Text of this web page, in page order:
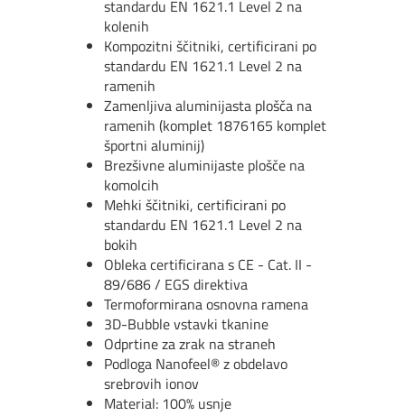
standardu EN 1621.1 Level 2 na
kolenih
Kompozitni ščitniki, certificirani po
standardu EN 1621.1 Level 2 na
ramenih
Zamenljiva aluminijasta plošča na
ramenih (komplet 1876165 komplet
športni aluminij)
Brezšivne aluminijaste plošče na
komolcih
Mehki ščitniki, certificirani po
standardu EN 1621.1 Level 2 na
bokih
Obleka certificirana s CE - Cat. II -
89/686 / EGS direktiva
Termoformirana osnovna ramena
3D-Bubble vstavki tkanine
Odprtine za zrak na straneh
Podloga Nanofeel® z obdelavo
srebrovih ionov
Material: 100% usnje